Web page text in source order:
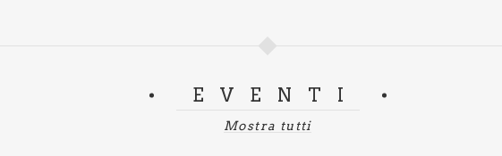
EVENTI
Mostra tutti